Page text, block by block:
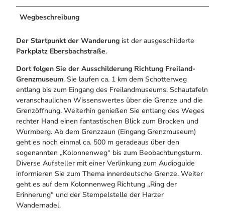
Wegbeschreibung
Der Startpunkt der Wanderung ist der ausgeschilderte
Parkplatz Ebersbachstraße.
Dort folgen Sie der Ausschilderung Richtung Freiland-
Grenzmuseum. Sie laufen ca. 1 km dem Schotterweg
entlang bis zum Eingang des Freilandmuseums. Schautafeln
veranschaulichen Wissenswertes über die Grenze und die
Grenzöffnung. Weiterhin genießen Sie entlang des Weges
rechter Hand einen fantastischen Blick zum Brocken und
Wurmberg. Ab dem Grenzzaun (Eingang Grenzmuseum)
geht es noch einmal ca. 500 m geradeaus über den
sogenannten „Kolonnenweg“ bis zum Beobachtungsturm.
Diverse Aufsteller mit einer Verlinkung zum Audioguide
informieren Sie zum Thema innerdeutsche Grenze. Weiter
geht es auf dem Kolonnenweg Richtung „Ring der
Erinnerung“ und der Stempelstelle der Harzer
Wandernadel.